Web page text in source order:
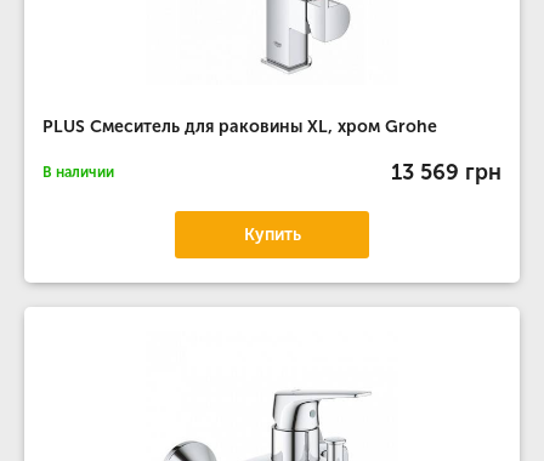
PLUS Смеситель для раковины XL, хром Grohe
В наличии 13 569 грн
Купить